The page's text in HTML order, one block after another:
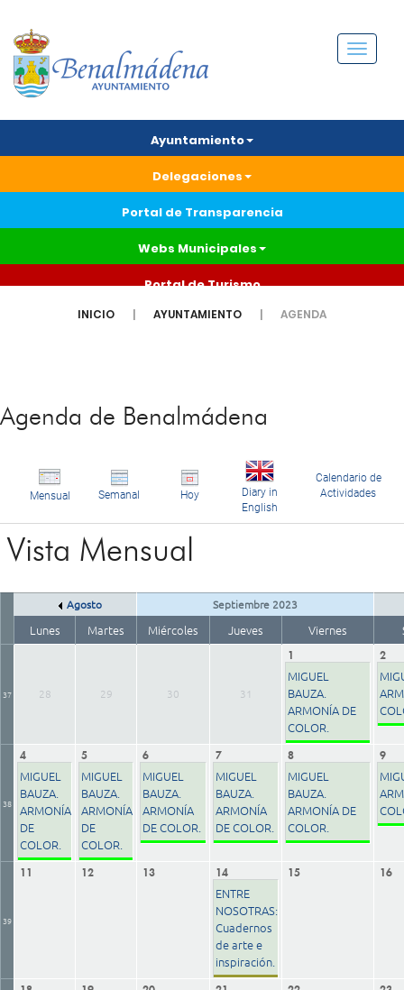
Menú
Ayuntamiento
Delegaciones
Portal de Transparencia
Webs Municipales
Portal de Turismo
INICIO AYUNTAMIENTO AGENDA
Agenda de Benalmádena
Mensual Semanal Hoy
Diary in
English
Calendario de
Actividades
Vista Mensual
Agosto Septiembre 2023
Lunes Martes Miércoles Jueves Viernes
37 28 29 30 31
1
MIGUEL
BAUZA.
ARMONÍA DE
COLOR.
2
38
4
MIGUEL
BAUZA.
ARMONÍA
DE
COLOR.
5
MIGUEL
BAUZA.
ARMONÍA
DE
COLOR.
6
MIGUEL
BAUZA.
ARMONÍA
DE COLOR.
7
MIGUEL
BAUZA.
ARMONÍA
DE COLOR.
8
MIGUEL
BAUZA.
ARMONÍA DE
COLOR.
9
39
11 12 13 14
ENTRE
NOSOTRAS:
Cuadernos
de arte e
inspiración.
15 16
18 19 20 21 22 23